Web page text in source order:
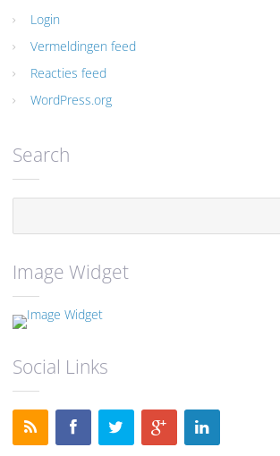
Login
Vermeldingen feed
Reacties feed
WordPress.org
Search
Image Widget
Social Links